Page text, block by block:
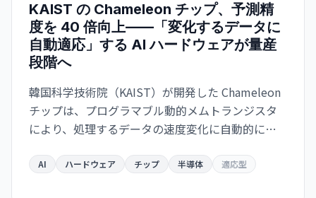
KAIST の Chameleon チップ、予測精
度を 40 倍向上——「変化するデータに
自動適応」する AI ハードウェアが量産
段階へ
韓国科学技術院（KAIST）が開発した Chameleon
チップは、プログラマブル動的メムトランジスタ
により、処理するデータの速度変化に自動的に適
互換で量産化が可能。ウェアラブル・自動運転・
AI ハードウェア チップ 半導体 適応型